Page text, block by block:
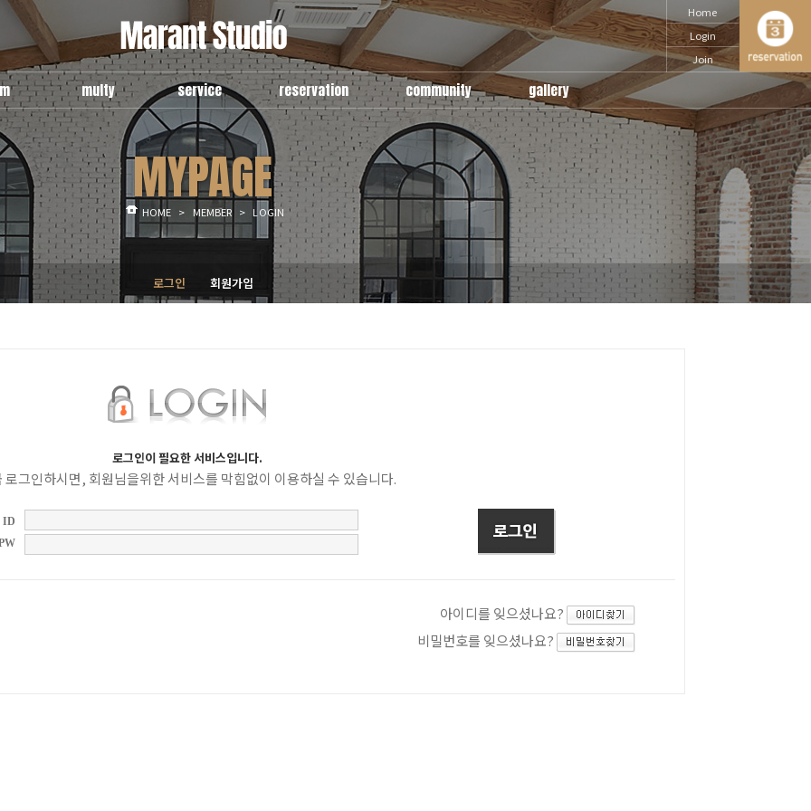
multy
use guide
multy a
multy b
lounge
service
general
multy
reservation
예약현항
신청안내
예약신청
community
notice
gallery
snap
daily
movie
Home
Login
Join
MYPAGE
로그인 회원가입
HOME > MEMBER > LOGIN
로그인이 필요한 서비스입니다.
로그인하시면, 회원님을위한 서비스를 막힘없이 이용하실 수 있습니다.
ID
아이디를 잊으셨나요?
비밀번호를 잊으셨나요?